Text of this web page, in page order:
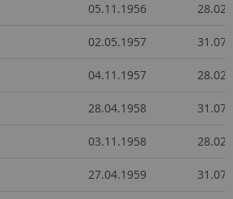
05.11.1956
02.05.1957
04.11.1957
28.04.1958
03.11.1958
27.04.1959